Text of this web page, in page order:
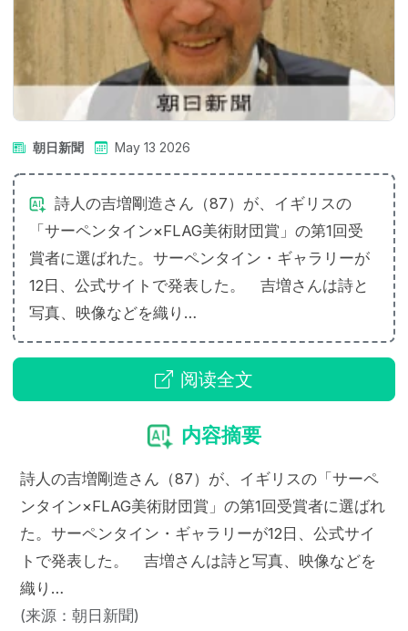
朝日新聞 May 13 2026
詩人の吉増剛造さん（87）が、イギリスの
「サーペンタイン×FLAG美術財団賞」の第1回受
賞者に選ばれた。サーペンタイン・ギャラリーが
12日、公式サイトで発表した。 吉増さんは詩と
写真、映像などを織り…
阅读全文
内容摘要
詩人の吉増剛造さん（87）が、イギリスの「サーペ
ンタイン×FLAG美術財団賞」の第1回受賞者に選ばれ
た。サーペンタイン・ギャラリーが12日、公式サイ
トで発表した。 吉増さんは詩と写真、映像などを
織り…
(来源：朝日新聞)